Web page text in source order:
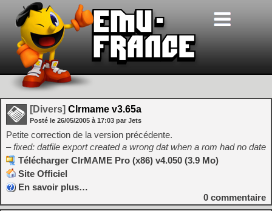
[Divers] Clrmame v3.65a
Posté le 26/05/2005 à 17:03 par Jets
Petite correction de la version précédente.
– fixed: datfile export created a wrong dat when a rom had no date
Télécharger ClrMAME Pro (x86) v4.050 (3.9 Mo)
Site Officiel
En savoir plus…
0 commentaire